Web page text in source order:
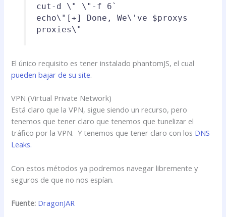
cut -d \" \" -f 6`
echo\"[+] Done, We\'ve $proxys
proxies\"
El único requisito es tener instalado phantomJS, el cual
pueden bajar de su site.
VPN (Virtual Private Network)
Está claro que la VPN, sigue siendo un recurso, pero
tenemos que tener claro que tenemos que tunelizar el
tráfico por la VPN. Y tenemos que tener claro con los DNS
Leaks.
Con estos métodos ya podremos navegar libremente y
seguros de que no nos espían.
Fuente: DragonJAR